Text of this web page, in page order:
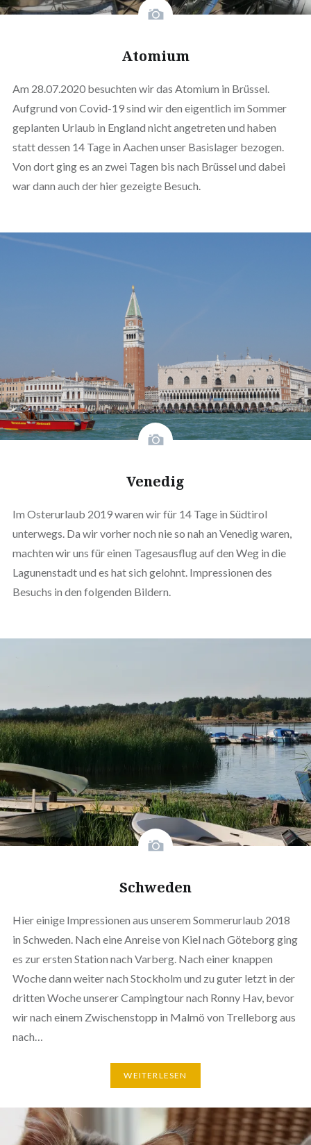
Atomium
Am 28.07.2020 besuchten wir das Atomium in Brüssel.
Aufgrund von Covid-19 sind wir den eigentlich im Sommer
geplanten Urlaub in England nicht angetreten und haben
statt dessen 14 Tage in Aachen unser Basislager bezogen.
Von dort ging es an zwei Tagen bis nach Brüssel und dabei
war dann auch der hier gezeigte Besuch.
Venedig
Im Osterurlaub 2019 waren wir für 14 Tage in Südtirol
unterwegs. Da wir vorher noch nie so nah an Venedig waren,
machten wir uns für einen Tagesausflug auf den Weg in die
Lagunenstadt und es hat sich gelohnt. Impressionen des
Besuchs in den folgenden Bildern.
Schweden
Hier einige Impressionen aus unserem Sommerurlaub 2018
in Schweden. Nach eine Anreise von Kiel nach Göteborg ging
es zur ersten Station nach Varberg. Nach einer knappen
Woche dann weiter nach Stockholm und zu guter letzt in der
dritten Woche unserer Campingtour nach Ronny Hav, bevor
wir nach einem Zwischenstopp in Malmö von Trelleborg aus
nach…
WEITERLESEN